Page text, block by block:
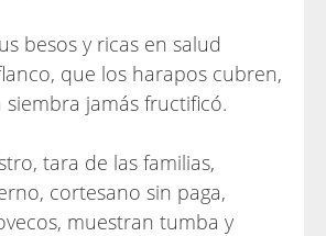
besos y ricas en salud
que los harapos cubren,
siembra jamás fructificó.
tara de las familias,
cortesano sin paga,
muestran tumba y